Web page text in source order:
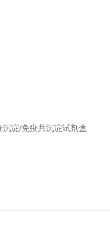
沉淀/免疫共沉淀试剂盒